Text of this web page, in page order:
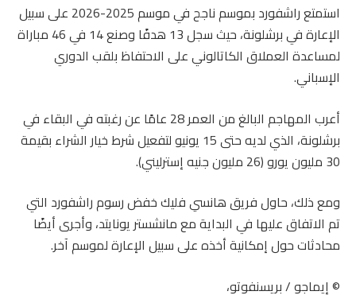
استمتع راشفورد بموسم ناجح في موسم 2025-2026 على سبيل
الإعارة في برشلونة، حيث سجل 13 هدفًا وصنع 14 في 46 مباراة
لمساعدة العملاق الكاتالوني على الاحتفاظ بلقب الدوري
الإسباني.
أعرب المهاجم البالغ من العمر 28 عامًا عن رغبته في البقاء في
برشلونة، الذي لديه حتى 15 يونيو لتفعيل شرط خيار الشراء بقيمة
30 مليون يورو (26 مليون جنيه إسترليني).
ومع ذلك، حاول فريق هانسي فليك خفض رسوم راشفورد التي
تم الاتفاق عليها في البداية مع مانشستر يونايتد، وأجرى أيضًا
محادثات حول إمكانية أخذه على سبيل الإعارة لموسم آخر.
© إيماجو / بريسنفوتو،